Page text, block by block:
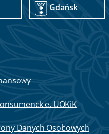
Gdańsk
UOKiK
Danych Osobowych